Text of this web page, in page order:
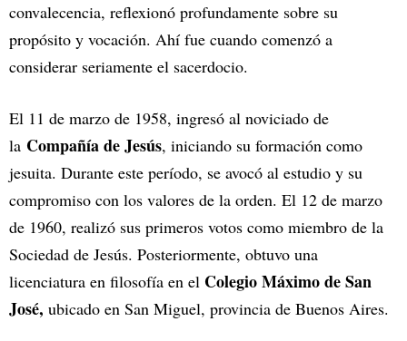
convalecencia, reflexionó profundamente sobre su
propósito y vocación. Ahí fue cuando comenzó a
considerar seriamente el sacerdocio.
El 11 de marzo de 1958, ingresó al noviciado de
la Compañía de Jesús, iniciando su formación como
jesuita. Durante este período, se avocó al estudio y su
compromiso con los valores de la orden. El 12 de marzo
de 1960, realizó sus primeros votos como miembro de la
Sociedad de Jesús. Posteriormente, obtuvo una
licenciatura en filosofía en el Colegio Máximo de San
José, ubicado en San Miguel, provincia de Buenos Aires.